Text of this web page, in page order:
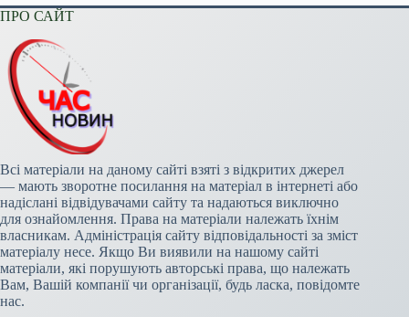
ПРО САЙТ
Всі матеріали на даному сайті взяті з відкритих джерел
— мають зворотне посилання на матеріал в інтернеті або
надіслані відвідувачами сайту та надаються виключно
для ознайомлення. Права на матеріали належать їхнім
власникам. Адміністрація сайту відповідальності за зміст
матеріалу несе. Якщо Ви виявили на нашому сайті
матеріали, які порушують авторські права, що належать
Вам, Вашій компанії чи організації, будь ласка, повідомте
нас.